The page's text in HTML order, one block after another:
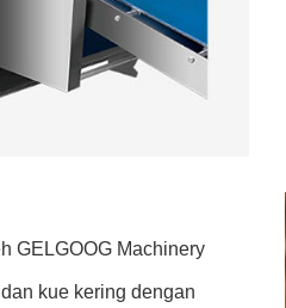
GELGOOG Machinery
kue kering dengan